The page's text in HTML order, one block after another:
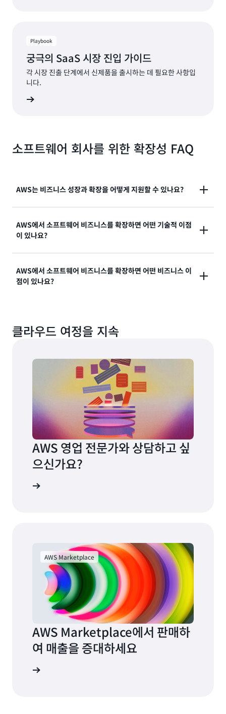
Playbook
궁극의 SaaS 시장 진입 가이드
각 시장 진출 단계에서 신제품을 출시하는 데 필요한 사항입
니다.
소프트웨어 회사를 위한 확장성 FAQ
AWS는 비즈니스 성장과 확장을 어떻게 지원할 수 있나요?
성장합니다. AWS는 거의 모든 클라우드 워크로드를 지
원하도록 서비스를 지속적으로 확장해 왔으며, 이제 컴
퓨팅, 스토리지, 데이터베이스, AI 등을 위한 200개 이상
의 완전한 기능을 갖춘 서비스를 보유하고 있습니다. 그
러므로 소프트웨어 회사는 국지적이든 국제적이든 성장
시장에 진출하고, 원활하게 새로운 고객을 찾을 수 있습
니다.
AWS에서 소프트웨어 비즈니스를 확장하면 어떤 기술적 이점
이 있나요?
라우드 서비스 제공업체가 많다는 것을 AWS는 잘 알고
있습니다. AWS는 귀사가 클라우드에서 스케일 업할 때
리할 수 있습니다. 즉, 자동화된 보안 서비스를 배포하여
잠재적 보안 이벤트에 대해 클라우드 환경을 모니터링할
개발자 사용자 그룹
AWS Well-Architected Framework
에 대해 자세히 알아보세요.
AWS에서 소프트웨어 비즈니스를 확장하면 어떤 비즈니스 이
점이 있나요?
입니다. AWS 클라우드를 도입하면 기능 출시를 간소화
원을 받고, 혁신적인
거꾸로 일하기(Working Backwards) 워크숍
에 액세스할 수 있습니다.
클라우드 여정을 지속
AWS 영업 전문가와 상담하고 싶
으신가요?
AWS Marketplace
AWS Marketplace에서 판매하
여 매출을 증대하세요